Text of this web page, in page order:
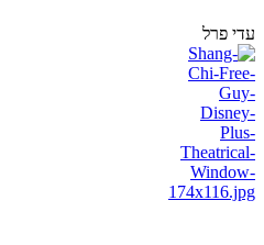
עדי פרל